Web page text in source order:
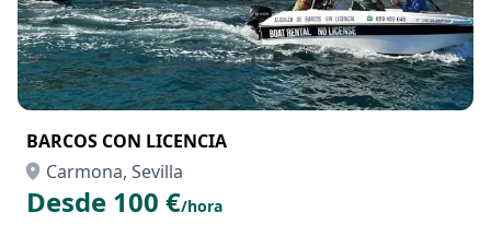
BARCOS CON LICENCIA
Carmona, Sevilla
Desde 100 €/hora